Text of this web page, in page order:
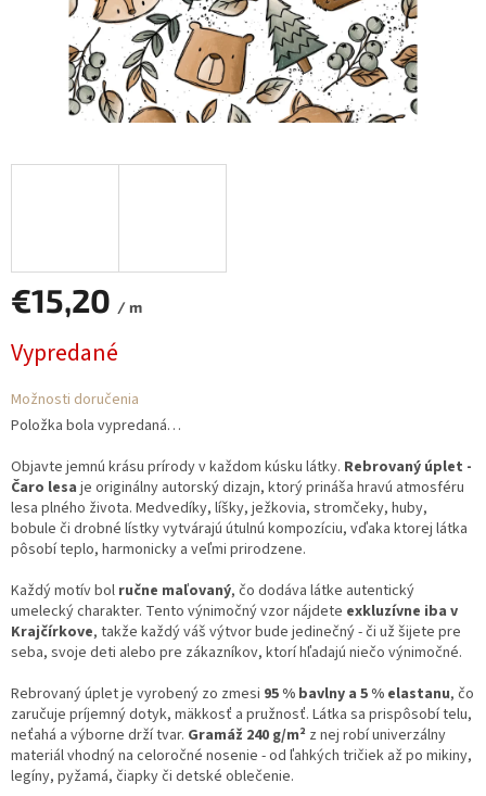
€15,20 / m
cena:
Vypredané
Možnosti doručenia
Položka bola vypredaná…
Objavte jemnú krásu prírody v každom kúsku látky. Rebrovaný úplet -
Čaro lesa je originálny autorský dizajn, ktorý prináša hravú atmosféru
lesa plného života. Medvedíky, líšky, ježkovia, stromčeky, huby,
bobule či drobné lístky vytvárajú útulnú kompozíciu, vďaka ktorej látka
pôsobí teplo, harmonicky a veľmi prirodzene.
Každý motív bol ručne maľovaný, čo dodáva látke autentický
umelecký charakter. Tento výnimočný vzor nájdete exkluzívne iba v
Krajčírkove, takže každý váš výtvor bude jedinečný - či už šijete pre
seba, svoje deti alebo pre zákazníkov, ktorí hľadajú niečo výnimočné.
Rebrovaný úplet je vyrobený zo zmesi 95 % bavlny a 5 % elastanu, čo
zaručuje príjemný dotyk, mäkkosť a pružnosť. Látka sa prispôsobí telu,
neťahá a výborne drží tvar. Gramáž 240 g/m² z nej robí univerzálny
materiál vhodný na celoročné nosenie - od ľahkých tričiek až po mikiny,
legíny, pyžamá, čiapky či detské oblečenie.